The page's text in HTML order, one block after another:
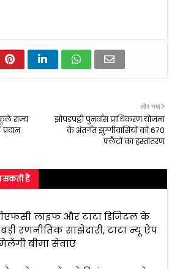
और नया
झोपडपट्टी पुनर्वास प्राधिकरण योजना
के अंतर्गत झुग्गीवासियों को 670
फ्लैटों का हस्तांतरण
फुले राज्य
सकती हैं
लाइफ और टाटा डिजिटल के
रणनीतिक साझेदारी, टाटा न्यू ऐप
बीमा सेवाएं